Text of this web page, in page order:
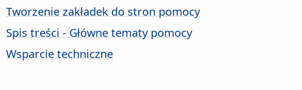
Tworzenie zakładek do stron pomocy
Spis treści - Główne tematy pomocy
Wsparcie techniczne